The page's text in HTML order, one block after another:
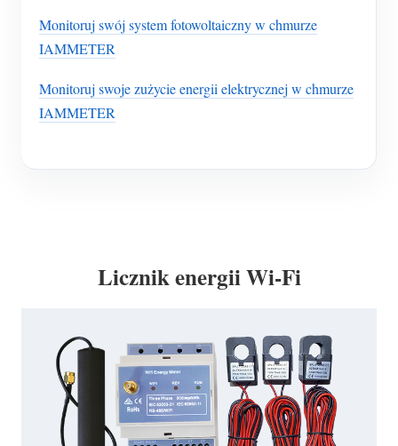
Monitoruj swój system fotowoltaiczny w chmurze
IAMMETER
Monitoruj swoje zużycie energii elektrycznej w chmurze
IAMMETER
Licznik energii Wi-Fi